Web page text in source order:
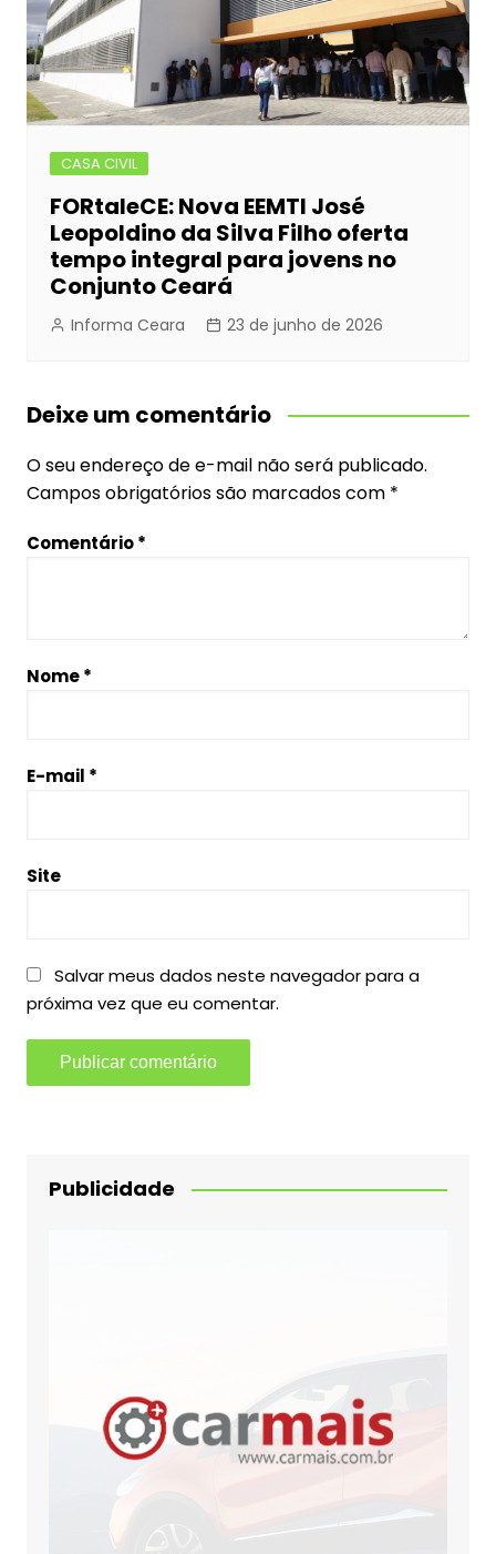
CASA CIVIL
FORtaleCE: Nova EEMTI José
Leopoldino da Silva Filho oferta
tempo integral para jovens no
Conjunto Ceará
Informa Ceara 23 de junho de 2026
Deixe um comentário
O seu endereço de e-mail não será publicado.
Campos obrigatórios são marcados com *
Comentário*
Nome*
E-mail *
Site
Salvar meus dados neste navegador para a
próxima vez que eu comentar.
Publicidade